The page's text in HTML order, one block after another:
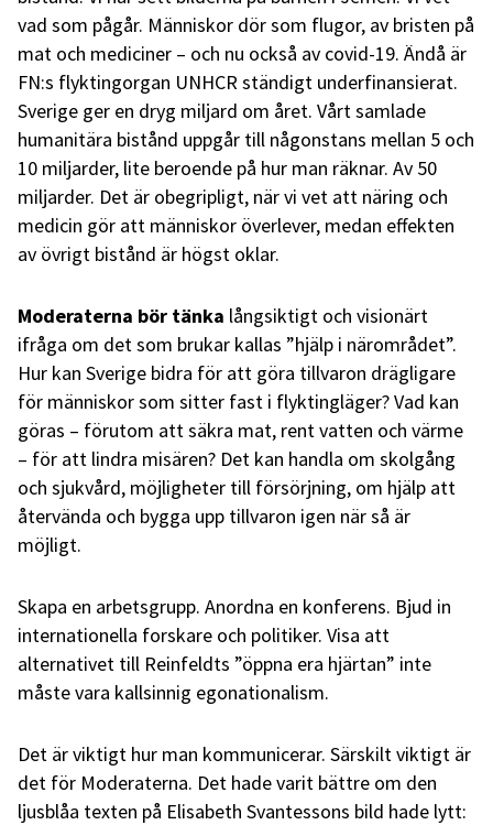
vad som pågår. Människor dör som flugor, av bristen på
mat och mediciner – och nu också av covid-19. Ändå är
FN:s flyktingorgan UNHCR ständigt underfinansierat.
Sverige ger en dryg miljard om året. Vårt samlade
humanitära bistånd uppgår till någonstans mellan 5 och
10 miljarder, lite beroende på hur man räknar. Av 50
miljarder. Det är obegripligt, när vi vet att näring och
medicin gör att människor överlever, medan effekten
av övrigt bistånd är högst oklar.
Moderaterna bör tänka långsiktigt och visionärt
ifråga om det som brukar kallas ”hjälp i närområdet”.
Hur kan Sverige bidra för att göra tillvaron drägligare
för människor som sitter fast i flyktingläger? Vad kan
göras – förutom att säkra mat, rent vatten och värme
– för att lindra misären? Det kan handla om skolgång
och sjukvård, möjligheter till försörjning, om hjälp att
återvända och bygga upp tillvaron igen när så är
möjligt.
Skapa en arbetsgrupp. Anordna en konferens. Bjud in
internationella forskare och politiker. Visa att
alternativet till Reinfeldts ”öppna era hjärtan” inte
måste vara kallsinnig egonationalism.
Det är viktigt hur man kommunicerar. Särskilt viktigt är
det för Moderaterna. Det hade varit bättre om den
ljusblåa texten på Elisabeth Svantessons bild hade lytt: